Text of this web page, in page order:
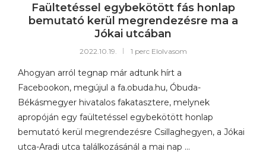
Faültetéssel egybekötött fás honlap
bemutató kerül megrendezésre ma a
Jókai utcában
2022.10.19. 1 perc Elolvasom
Ahogyan arról tegnap már adtunk hírt a
Facebookon, megújul a fa.obuda.hu, Óbuda-
Békásmegyer hivatalos fakatasztere, melynek
apropóján egy faültetéssel egybekötött honlap
bemutató kerül megrendezésre Csillaghegyen, a Jókai
utca-Aradi utca találkozásánál a mai nap …